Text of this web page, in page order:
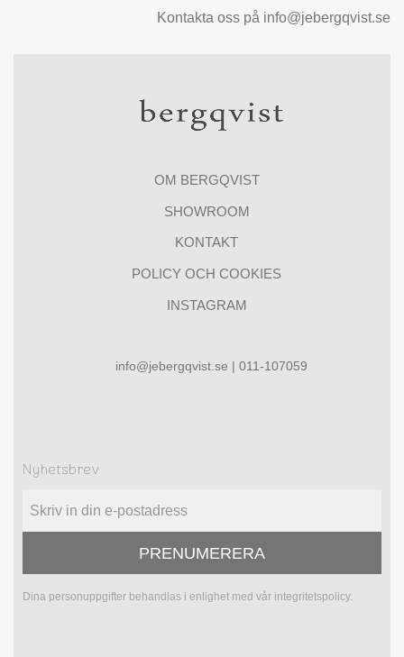
Kontakta oss på info@jebergqvist.se
OM BERGQVIST
SHOWROOM
KONTAKT
POLICY OCH COOKIES
INSTAGRAM
info@jebergqvist.se | 011-107059
Nyhetsbrev
PRENUMERERA
Dina personuppgifter behandlas i enlighet med vår integritetspolicy.